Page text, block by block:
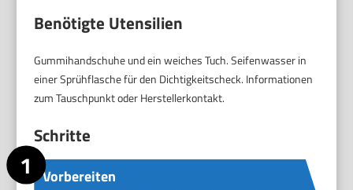
Benötigte Utensilien
Gummihandschuhe und ein weiches Tuch. Seifenwasser in
einer Sprühflasche für den Dichtigkeitscheck. Informationen
zum Tauschpunkt oder Herstellerkontakt.
Schritte
Vorbereiten